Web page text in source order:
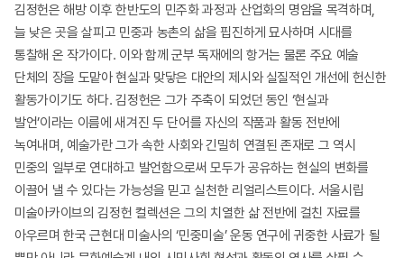
김정헌은 해방 이후 한반도의 민주화 과정과 산업화의 명암을 목격하며,
늘 낮은 곳을 살피고 민중과 농촌의 삶을 핍진하게 묘사하며 시대를
통찰해 온 작가이다. 이와 함께 군부 독재에의 항거는 물론 주요 예술
단체의 장을 도맡아 현실과 맞닿은 대안의 제시와 실질적인 개선에 헌신한
활동가이기도 하다. 김정헌은 그가 주축이 되었던 동인 ‘현실과
발언’이라는 이름에 새겨진 두 단어를 자신의 작품과 활동 전반에
녹여내며, 예술가란 그가 속한 사회와 긴밀히 연결된 존재로 그 역시
민중의 일부로 연대하고 발언함으로써 모두가 공유하는 현실의 변화를
이끌어 낼 수 있다는 가능성을 믿고 실천한 리얼리스트이다. 서울시립
미술아카이브의 김정헌 컬렉션은 그의 치열한 삶 전반에 걸친 자료를
아우르며 한국 근현대 미술사의 ‘민중미술’ 운동 연구에 귀중한 사료가 될